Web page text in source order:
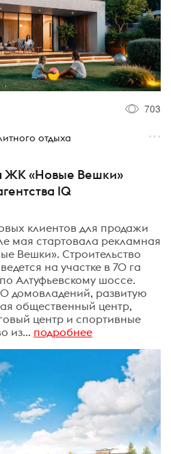
703
отдыха
ЖК «Новые Вешки»
IQ
клиентов для продажи
мая стартовала рекламная
Вешки». Строительство
на участке в 70 га
Алтуфьевскому шоссе.
домовладений, развитую
общественный центр,
центр и спортивные
из... подробнее